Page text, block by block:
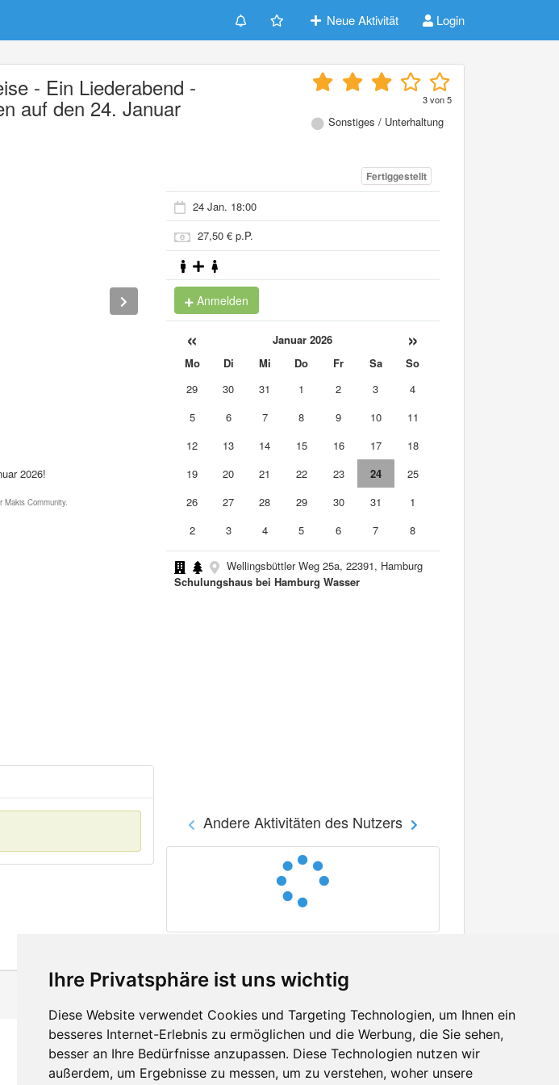
Ihre Privatsphäre ist uns wichtig
Diese Website verwendet Cookies und Targeting Technologien, um Ihnen ein
besseres Internet-Erlebnis zu ermöglichen und die Werbung, die Sie sehen,
besser an Ihre Bedürfnisse anzupassen. Diese Technologien nutzen wir
außerdem, um Ergebnisse zu messen, um zu verstehen, woher unsere
Neue Aktivität Login
- Ein Liederabend -
auf den 24. Januar 3von5
Sonstiges / Unterhaltung
2026!
Makis Community.
Fertiggestellt
24 Jan. 18:00
27,50 € p.P.
Anmelden
« Januar 2026 »
Mo Di Mi Do Fr Sa
So
29
30 31 1 2 3
4
5
6 7 8 9 10
11
12
13 14 15 16 17
18
19
20 21 22 23 24
25
26
27 28 29 30 31
1
2
3 4 5 6 7 8
Wellingsbüttler Weg 25a, 22391, Hamburg
Schulungshaus bei Hamburg Wasser
Andere Aktivitäten des Nutzers
Kontakt
Feedback
Facebook
Twitter